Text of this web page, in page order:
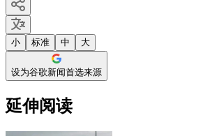
小 标准 中 大
设为谷歌新闻首选来源
延伸阅读